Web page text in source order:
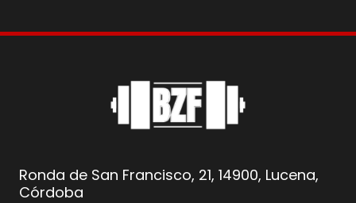
Ronda de San Francisco, 21, 14900, Lucena,
Córdoba